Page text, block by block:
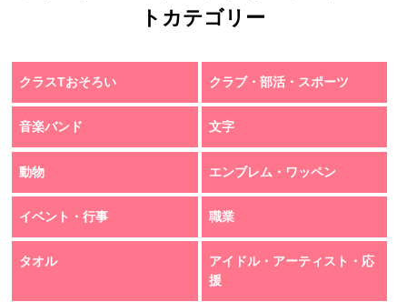
トカテゴリー
クラスTおそろい クラブ・部活・スポーツ
音楽バンド 文字
動物 エンブレム・ワッペン
イベント・行事 職業
タオル
アイドル・アーティスト・応
援